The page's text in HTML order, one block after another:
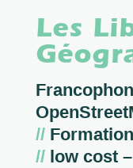
Les
//
//low cost